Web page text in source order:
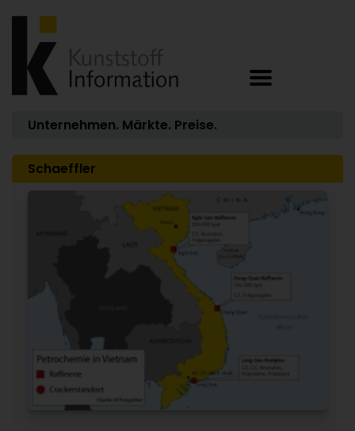
Unternehmen. Märkte. Preise.
Schaeffler